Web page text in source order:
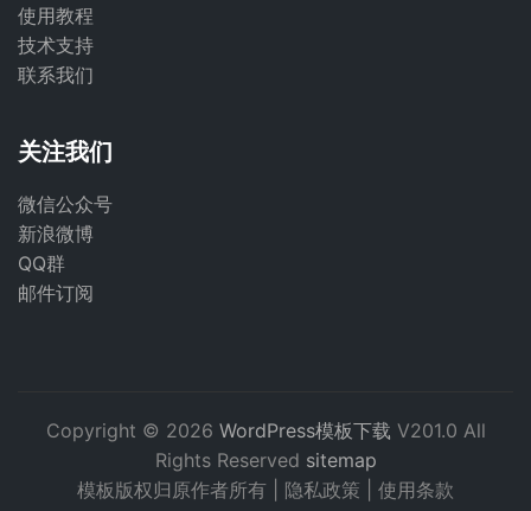
使用教程
技术支持
联系我们
关注我们
微信公众号
新浪微博
QQ群
邮件订阅
Copyright © 2026 WordPress模板下载 V201.0 All
Rights Reserved sitemap
模板版权归原作者所有 | 隐私政策 使用条款